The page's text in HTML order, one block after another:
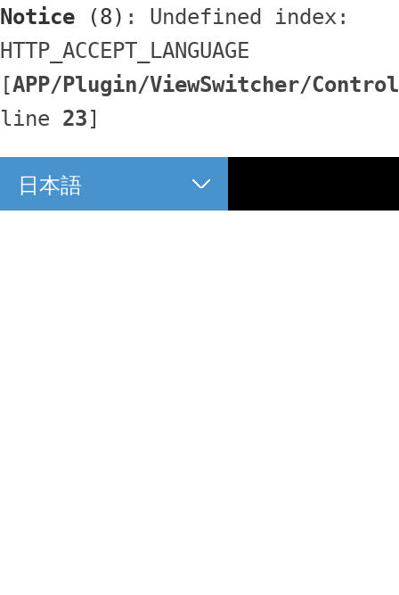
Notice (8) : Undefined index:
HTTP_ACCEPT_LANGUAGE
[APP/Plugin/ViewSwitcher/
line 23]
日本語